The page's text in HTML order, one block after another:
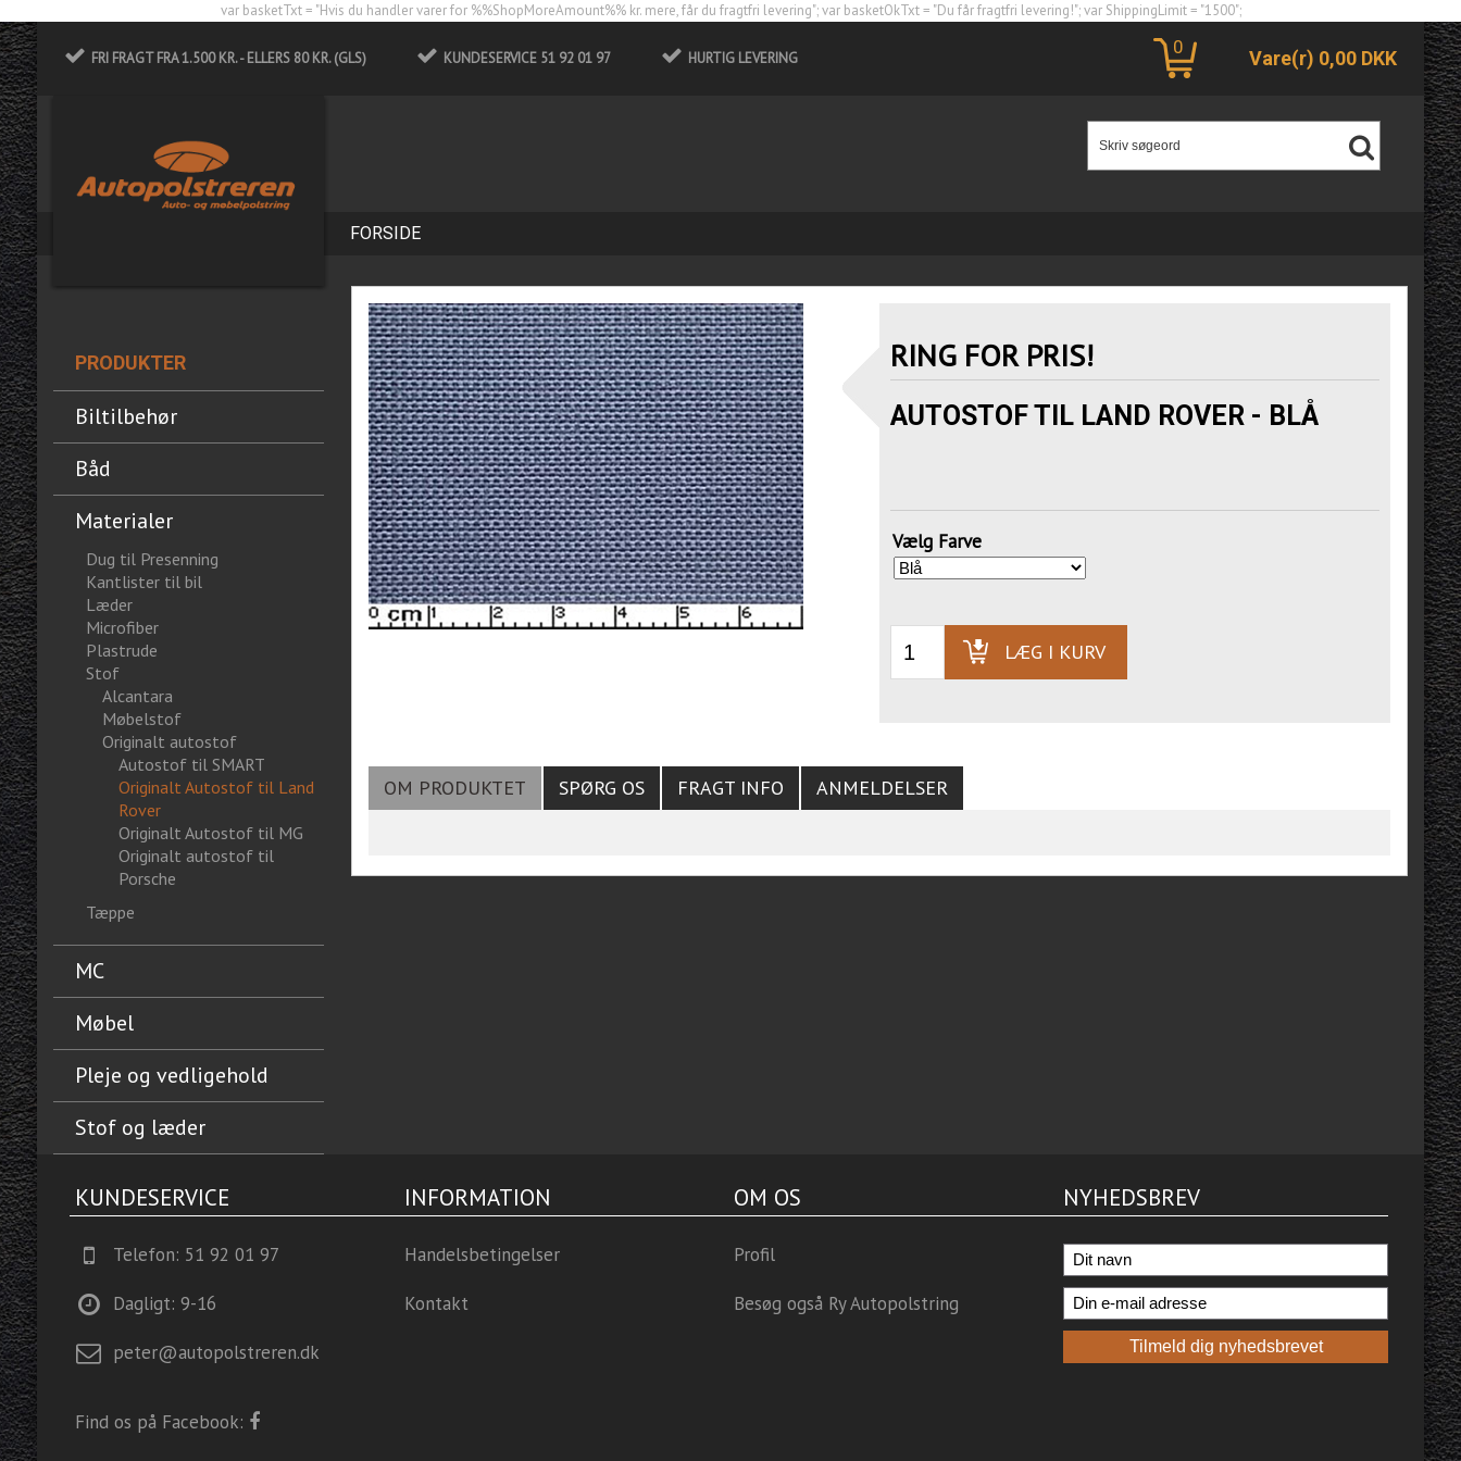
var basketTxt = "Hvis du handler varer for %%ShopMoreAmount%% kr. mere, får du fragtfri levering"; var basketOkTxt = "Du får fragtfri levering!"; var ShippingLimit = "1500";
FRI FRAGT FRA 1.500 KR. - ELLERS 80 KR. (GLS) KUNDESERVICE 51 92 01 97 HURTIG LEVERING Vare(r) 0,00 DKK
0
FORSIDE
PRODUKTER
Biltilbehør
Båd
Materialer
Dug til Presenning
Kantlister til bil
Læder
Microfiber
Plastrude
Stof
Alcantara
Møbelstof
Originalt autostof
Autostof til SMART
Originalt Autostof til Land
Rover
Originalt Autostof til MG
Originalt autostof til
Porsche
Tæppe
MC
Møbel
Pleje og vedligehold
Stof og læder
RING FOR PRIS!
AUTOSTOF TIL LAND ROVER - BLÅ
Vælg Farve
LÆG I KURV
OM PRODUKTET SPØRG OS FRAGT INFO ANMELDELSER
KUNDESERVICE
Telefon: 51 92 01 97
Dagligt: 9-16
peter@autopolstreren.dk
Find os på Facebook:
INFORMATION
Handelsbetingelser
Kontakt
OM OS
Profil
Besøg også Ry Autopolstring
NYHEDSBREV